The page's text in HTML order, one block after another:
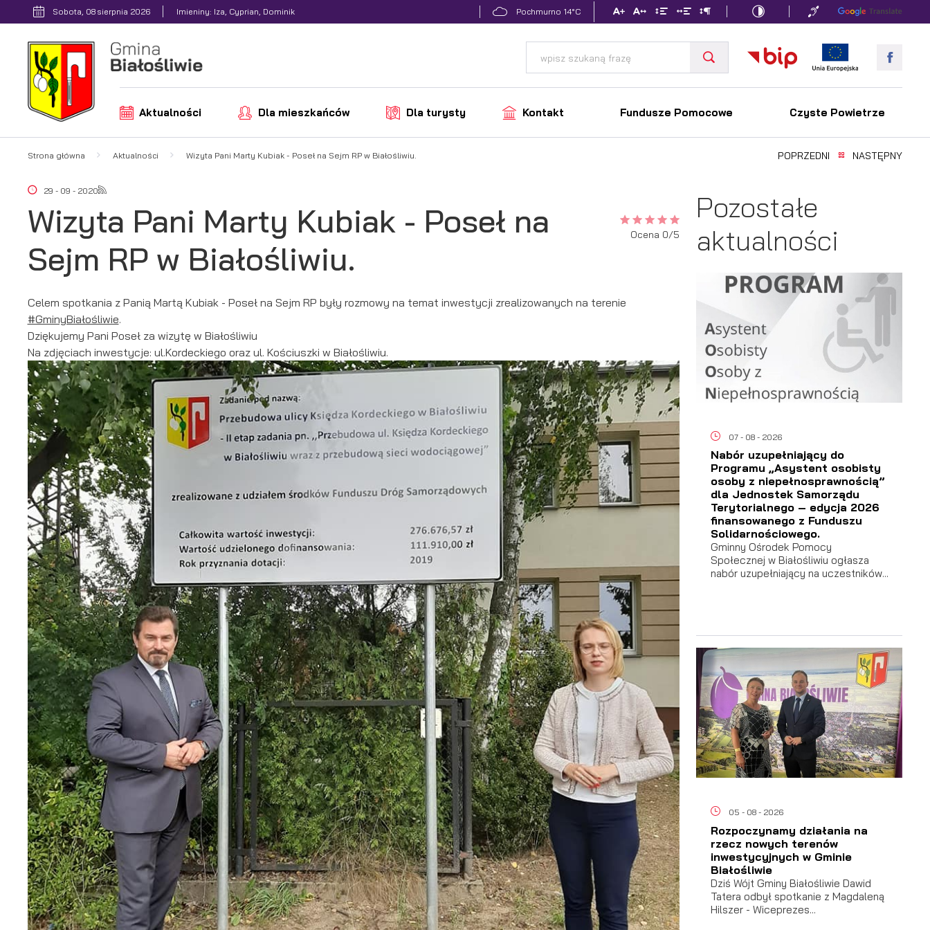
Przejdź do menu.
Przejdź do wyszukiwarki.
Przejdź do treści.
Przejdź do ustawień wielkości czcionki.
Włącz wersję kontrastową strony.
Sobota, 08 sierpnia 2026 Imieniny: Iza, Cyprian, Dominik Pochmurno 14°C
Aktualności Dla mieszkańców Dla turysty Kontakt Fundusze Pomocowe Czyste Powietrze
Strona główna Aktualności Wizyta Pani Marty Kubiak - Poseł na Sejm RP w Białośliwiu. POPRZEDNI NASTĘPNY
29 - 09 - 2020
Wizyta Pani Marty Kubiak - Poseł na
Sejm RP w Białośliwiu.
Ocena 0/5
Celem spotkania z Panią Martą Kubiak - Poseł na Sejm RP były rozmowy na temat inwestycji zrealizowanych na terenie
#GminyBiałośliwie.
Dziękujemy Pani Poseł za wizytę w Białośliwiu
Na zdjęciach inwestycje: ul.Kordeckiego oraz ul. Kościuszki w Białośliwiu.
Pozostałe
aktualności
07 - 08 - 2026
Nabór uzupełniający do
Programu „Asystent osobisty
osoby z niepełnosprawnością”
dla Jednostek Samorządu
Terytorialnego – edycja 2026
finansowanego z Funduszu
Solidarnościowego.
Gminny Ośrodek Pomocy
Społecznej w Białośliwiu ogłasza
nabór uzupełniający na uczestników...
05 - 08 - 2026
Rozpoczynamy działania na
rzecz nowych terenów
inwestycyjnych w Gminie
Białośliwie
Dziś Wójt Gminy Białośliwie Dawid
Tatera odbył spotkanie z Magdaleną
Hilszer - Wiceprezes...
Ustawienia
Szanujemy Twoją prywatność. Możesz zmienić ustawienia cookies lub zaakceptować
je wszystkie. W dowolnym momencie możesz dokonać zmiany swoich ustawień.
Niezbędne
Niezbędne pliki cookies służą do prawidłowego funkcjonowania strony internetowej i
umożliwiają Ci komfortowe korzystanie z oferowanych przez nas usług.
Pliki cookies odpowiadają na podejmowane przez Ciebie działania w celu m.in.
dostosowania Twoich ustawień preferencji prywatności, logowania czy wypełniania
formularzy. Dzięki plikom cookies strona, z której korzystasz, może działać bez
zakłóceń.
Więcej
Funkcjonalne i personalizacyjne
Tego typu pliki cookies umożliwiają stronie internetowej zapamiętanie
wprowadzonych przez Ciebie ustawień oraz personalizację określonych